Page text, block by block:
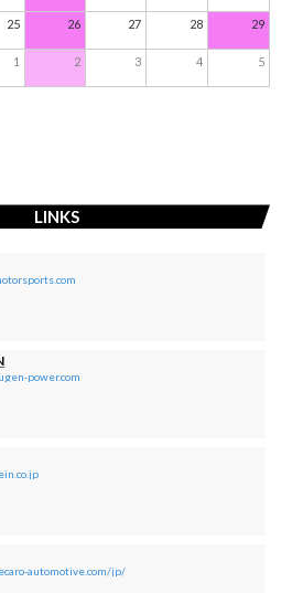
25 26 27 28 29
1 2 3 4 5
LINKS
power.com
automotive.com/jp/